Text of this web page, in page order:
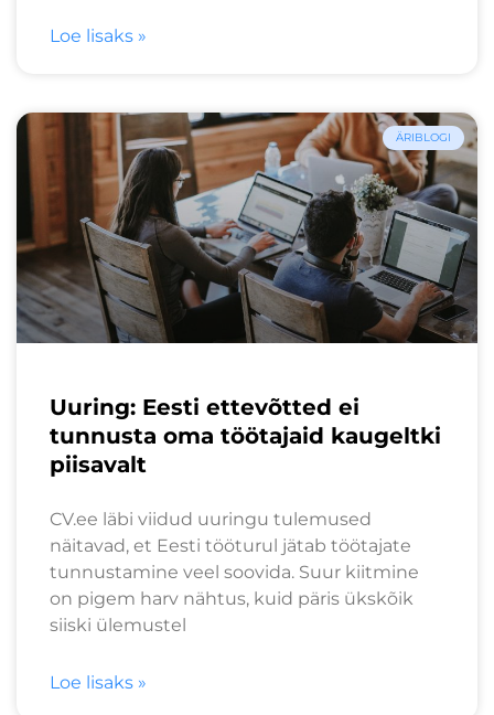
Loe lisaks »
ÄRIBLOGI
Uuring: Eesti ettevõtted ei
tunnusta oma töötajaid kaugeltki
piisavalt
CV.ee läbi viidud uuringu tulemused
näitavad, et Eesti tööturul jätab töötajate
tunnustamine veel soovida. Suur kiitmine
on pigem harv nähtus, kuid päris ükskõik
siiski ülemustel
Loe lisaks »